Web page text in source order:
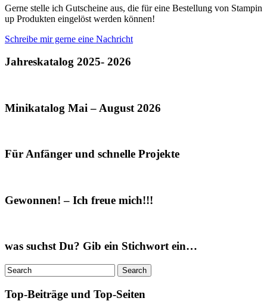
Gerne stelle ich Gutscheine aus, die für eine Bestellung von Stampin
up Produkten eingelöst werden können!
Schreibe mir gerne eine Nachricht
Jahreskatalog 2025- 2026
Minikatalog Mai – August 2026
Für Anfänger und schnelle Projekte
Gewonnen! – Ich freue mich!!!
was suchst Du? Gib ein Stichwort ein…
Top-Beiträge und Top-Seiten